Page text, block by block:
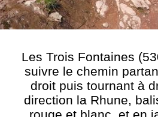
Les Trois Fontaines
suivre le chemin
droit puis tournant à
direction la Rhune,